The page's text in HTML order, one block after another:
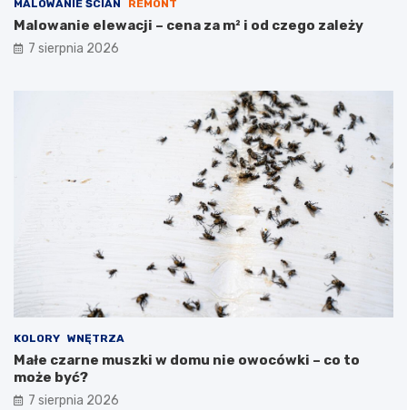
MALOWANIE ŚCIAN REMONT
Malowanie elewacji – cena za m² i od czego zależy
7 sierpnia 2026
KOLORY WNĘTRZA
Małe czarne muszki w domu nie owocówki – co to
może być?
7 sierpnia 2026